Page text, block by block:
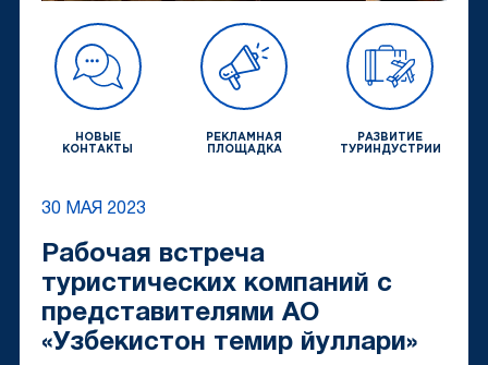
НОВЫЕ
КОНТАКТЫ
РЕКЛАМНАЯ
ПЛОЩАДКА
РАЗВИТИЕ
ТУРИНДУСТРИИ
30 МАЯ 2023
Рабочая встреча
туристических компаний с
представителями АО
«Узбекистон темир йуллари»